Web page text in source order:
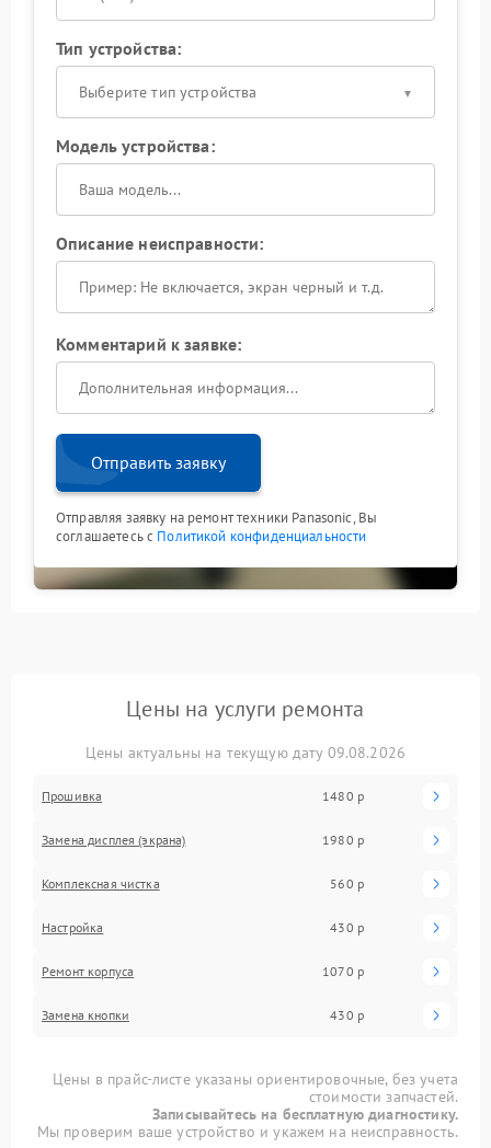
Тип устройства:
Выберите тип устройства
Модель устройства:
Описание неисправности:
Комментарий к заявке:
Отправить заявку
Отправляя заявку на ремонт техники Panasonic, Вы
соглашаетесь с Политикой конфиденциальности
Цены на услуги ремонта
Цены актуальны на текущую дату 09.08.2026
Прошивка 1480 р
Замена дисплея (экрана) 1980 р
Комплексная чистка 560 р
Настройка 430 р
Ремонт корпуса 1070 р
Замена кнопки 430 р
Цены в прайс-листе указаны ориентировочные, без учета
стоимости запчастей.
Записывайтесь на бесплатную диагностику.
Мы проверим ваше устройство и укажем на неисправность.